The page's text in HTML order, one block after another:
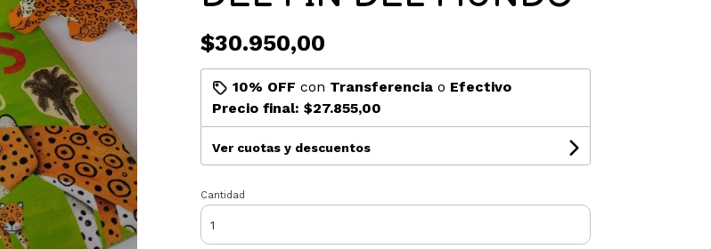
$30.950,00
10% OFF con Transferenciao Efectivo
Precio final: $27.855,00
Ver cuotas y descuentos
Cantidad